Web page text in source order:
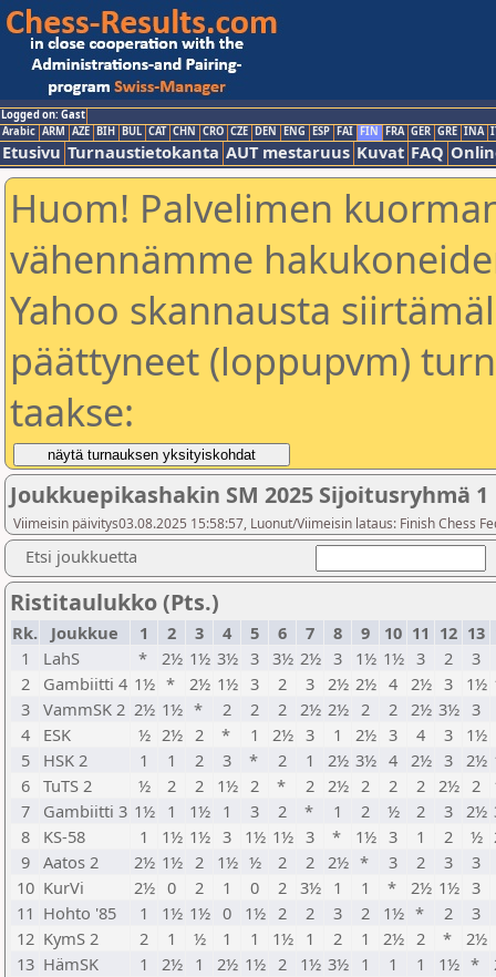
Logged on: Gast
Arabic ARM AZE BIH BUL CAT CHN CRO CZE DEN ENG ESP FAI FIN FRA GER GRE INA
Etusivu Turnaustietokanta AUT mestaruus Kuvat FAQ
Huom! Palvelimen
vähennämme
Yahoo skannausta
päättyneet (loppupvm)
taakse:
Joukkuepikashakin SM 2025 Sijoitusryhmä 1
Viimeisin päivitys03.08.2025 15:58:57, Luonut/Viimeisin lataus: Finish Chess
Etsi joukkuetta
Ristitaulukko (Pts.)
Rk. Joukkue 1 2 3 4 5 6 7 8 9 10 11 12 13
1
LahS * 2½ 1½ 3½ 3 3½ 2½ 3 1½ 1½ 3 2
3
2
Gambiitti 4 1½ * 2½ 1½ 3 2 3 2½ 2½ 4 2½ 3 1½
3 VammSK 2 2½ 1½ * 2 2 2 2½ 2½ 2 2 2½ 3½ 3
4
ESK ½ 2½ 2 * 1 2½ 3 1 2½ 3 4 3
1½
5
HSK 2 1 1 2 3 * 2 1 2½ 3½ 4 2½ 3 2½
6 TuTS 2 ½ 2 2 1½ 2 * 2 2½ 2 2 2 2½ 2
7
Gambiitti 3 1½ 1 1½ 1 3 2 * 1 2 ½ 2 3 2½
8
KS-58 1 1½ 1½ 3 1½ 1½ 3 * 1½ 3 1 2 ½
9 Aatos 2 2½ 1½ 2 1½ ½ 2 2 2½ * 3 2 3
3
10 KurVi 2½ 0 2 1 0 2 3½ 1 1 * 2½ 1½ 3
11 Hohto '85 1 1½ 1½ 0 1½ 2 2 3 2 1½ * 2
3
12 KymS 2 2 1 ½ 1 1 1½ 1 2 1 2½ 2 *
2½
13 HämSK 1 2½ 1 2½ 1½ 2 1½ 3½ 1 1 1 1½ *